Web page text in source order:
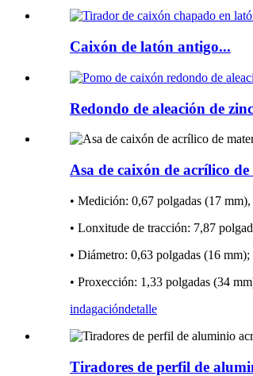
Caixón de latón antigo...
Redondo de aleación de
Asa de caixón de acrílico
• Medición: 0,67 polgadas (17
• Lonxitude de tracción: 7,87
• Diámetro: 0,63 polgadas (16 mm);
• Proxección: 1,33 polgadas (34
indagacióndetalle
Tiradores de perfil de